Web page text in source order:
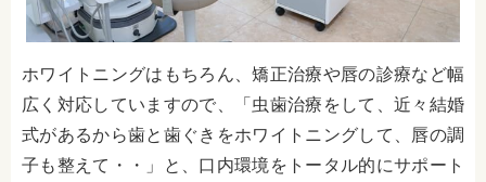
ホワイトニングはもちろん、矯正治療や唇の診療など幅
広く対応していますので、「虫歯治療をして、近々結婚
式があるから歯と歯ぐきをホワイトニングして、唇の調
子も整えて・・」と、口内環境をトータル的にサポート